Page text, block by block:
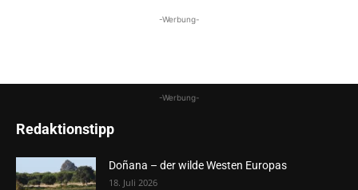
-Werbung-
-Werbung-
Redaktionstipp
Doñana – der wilde Westen Europas
18. Juli 2026